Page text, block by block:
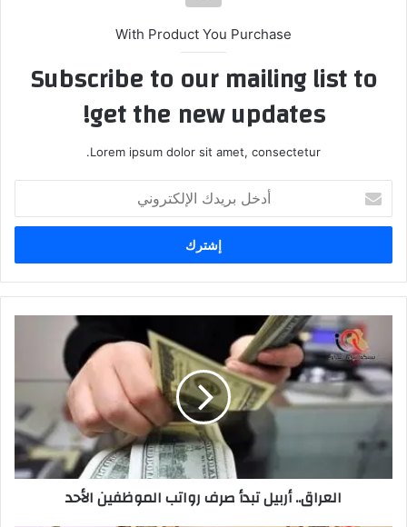
With Product You Purchase
Subscribe to our mailing list to
get the new updates!
Lorem ipsum dolor sit amet, consectetur.
بريدك
الإلكتروني
العراق..
تبدأ
صرف
رواتب
الأحد
العراق.. أربيل تبدأ صرف رواتب الموظفين الأحد